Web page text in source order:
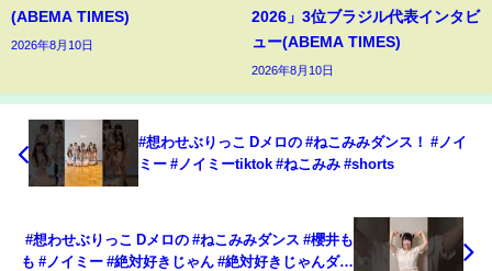
(ABEMA TIMES)
2026年8月10日
2026」3位ブラジル代表インタビ
ュー(ABEMA TIMES)
2026年8月10日
#想わせぶりっこ Dメロの #ねこみみダンス！ #ノイ
ミー #ノイミーtiktok #ねこみみ #shorts
#想わせぶりっこ Dメロの #ねこみみダンス #櫻井も
も #ノイミー #絶対好きじゃん #絶対好きじゃんダン